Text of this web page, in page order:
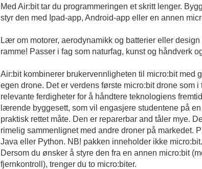
Med Air:bit tar du programmeringen et skritt lenger.
styr den med Ipad-app, Android-app eller en annen
Lær om motorer, aerodynamikk og batterier eller
ramme! Passer i fag som naturfag, kunst og håndverk
Air:bit kombinerer brukervennligheten til micro:bit med
egen drone. Det er verdens første micro:bit drone som
relevante ferdigheter for å håndtere teknologiens
lærende byggesett, som vil engasjere studentene på
praktisk rettet måte. Den er reparerbar and tåler mye.
rimelig sammenlignet med andre droner på markedet.
Java eller Python. NB! pakken inneholder ikke
Dersom du ønsker å styre den fra en annen micro:bit
fjernkontroll), trenger du to micro:biter.